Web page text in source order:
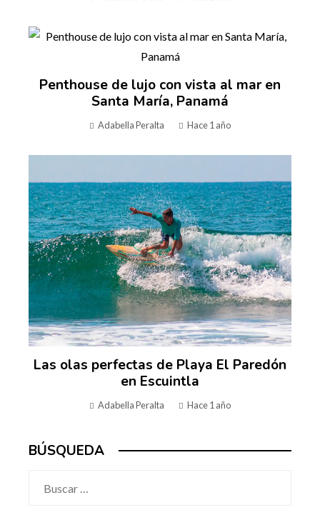
Penthouse de lujo con vista al mar en
Santa María, Panamá
Adabella Peralta Hace 1 año
Las olas perfectas de Playa El Paredón
en Escuintla
Adabella Peralta Hace 1 año
BÚSQUEDA